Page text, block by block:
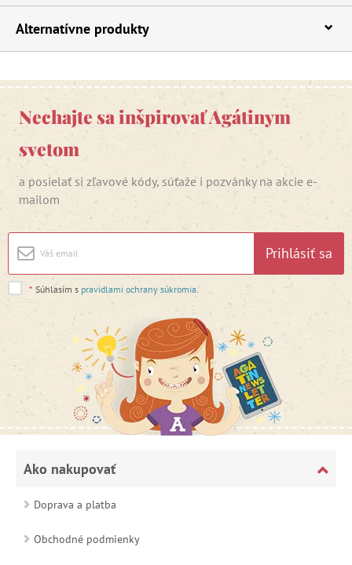
Alternatívne produkty
Nechajte sa inšpirovať Agátinym
svetom
a posielať si zľavové kódy, súťaže i pozvánky na akcie e-
mailom
Prihlásiť sa
* Súhlasím s pravidlami ochrany súkromia
Ako nakupovať
Doprava a platba
Obchodné podmienky